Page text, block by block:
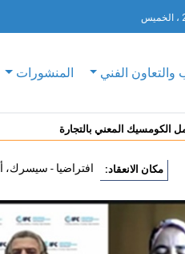
والتعاون الفني المنشورات
المعني بالتجارة
مكان الانعقاد: افتراضيا - سيسرك،